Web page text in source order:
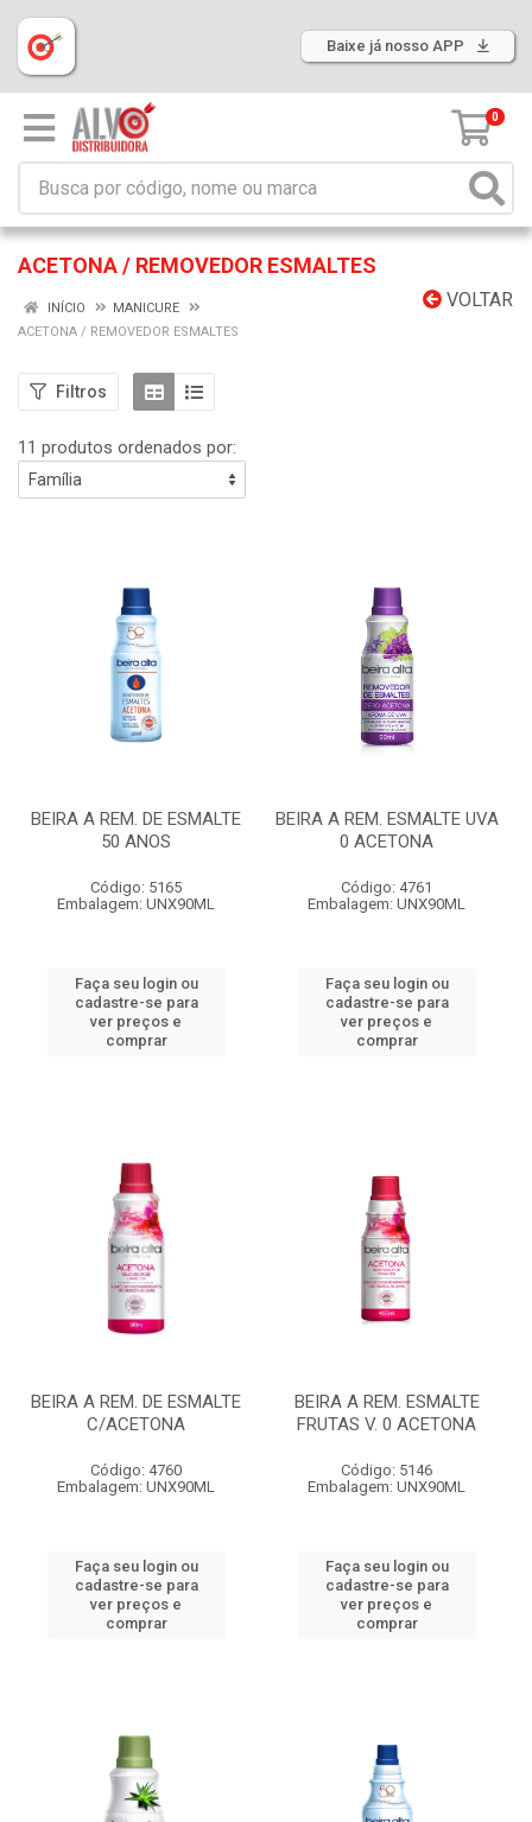
Baixe já nosso APP
0
ACETONA / REMOVEDOR ESMALTES
VOLTAR
INÍCIO
MANICURE
ACETONA / REMOVEDOR ESMALTES
Filtros
11 produtos ordenados por:
BEIRA A REM. DE ESMALTE
50 ANOS
Código: 5165
Embalagem: UNX90ML
Faça seu login ou
cadastre-se para
ver preços e
comprar
BEIRA A REM. ESMALTE UVA
0 ACETONA
Código: 4761
Embalagem: UNX90ML
Faça seu login ou
cadastre-se para
ver preços e
comprar
BEIRA A REM. DE ESMALTE
C/ACETONA
Código: 4760
Embalagem: UNX90ML
Faça seu login ou
cadastre-se para
ver preços e
comprar
BEIRA A REM. ESMALTE
FRUTAS V. 0 ACETONA
Código: 5146
Embalagem: UNX90ML
Faça seu login ou
cadastre-se para
ver preços e
comprar